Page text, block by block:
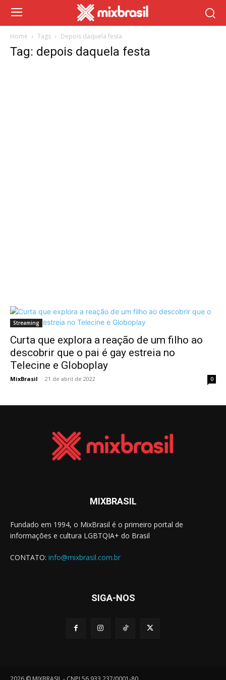
Home Tags Depois daquela festa
Tag: depois daquela festa
Streaming
Curta que explora a reação de um filho ao
descobrir que o pai é gay estreia no
Telecine e Globoplay
MixBrasil - 21 de abril de 2022 0
MIXBRASIL
Fundado em 1994, o MixBrasil é o primeiro portal de
informações e cultura LGBTQIA+ do Brasil
CONTATO: info@mixbrasil.com.br
SIGA-NOS